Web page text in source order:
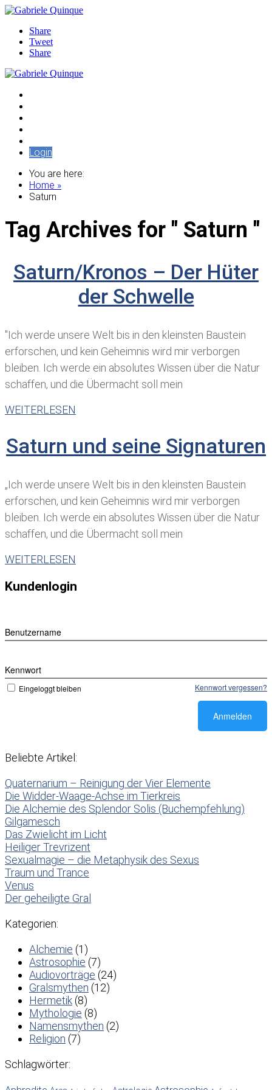
Share
Tweet
Share
Login
You are here:
Home »
Saturn
Tag Archives for " Saturn "
Saturn/Kronos – Der Hüter
der Schwelle
​"Ich werde unsere Welt bis in den kleinsten Baustein
erforschen, und kein Geheimnis wird mir verborgen
bleiben. Ich werde ein absolutes Wissen über die Natur
schaffen, und die Übermacht soll mein
WEITERLESEN
Saturn und seine Signaturen
„Ich werde unsere Welt bis in den kleinsten Baustein
erforschen, und kein Geheimnis wird mir verborgen
bleiben. Ich werde ein absolutes Wissen über die Natur
schaffen, und die Übermacht soll mein
WEITERLESEN
Kundenlogin
Benutzername
Kennwort
Eingeloggt bleiben Kennwort vergessen?
Beliebte Artikel:
Quaternarium – Reinigung der Vier Elemente
Die Widder-Waage-Achse im Tierkreis
Die Alchemie des Splendor Solis (Buchempfehlung)
Gilgamesch
Das Zwielicht im Licht
Heiliger Trevrizent
Sexualmagie – die Metaphysik des Sexus
Traum und Trance
Venus
Der geheiligte Gral
Kategorien:
Alchemie (1)
Astrosophie (7)
Audiovorträge (24)
Gralsmythen (12)
Hermetik (8)
Mythologie (8)
Namensmythen (2)
Religion (7)
Schlagwörter: